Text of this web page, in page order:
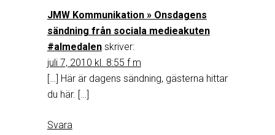
JMW Kommunikation » Onsdagens
sändning från sociala medieakuten
#almedalen skriver:
juli 7, 2010 kl. 8:55 f m
[…] Här är dagens sändning, gästerna hittar
du här. […]
Svara